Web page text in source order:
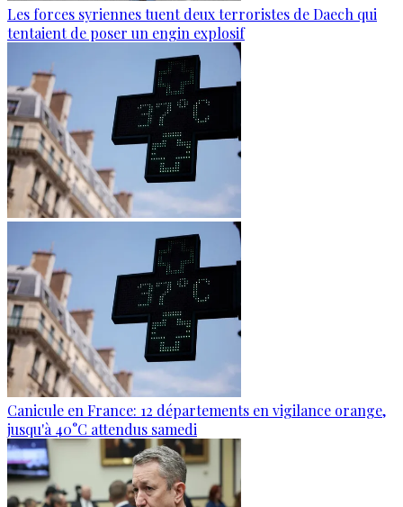
Les forces syriennes tuent deux terroristes de Daech qui
tentaient de poser un engin explosif
Canicule en France: 12 départements en vigilance orange,
jusqu'à 40°C attendus samedi